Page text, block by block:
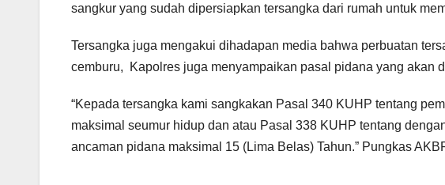
sangkur yang sudah dipersiapkan tersangka dari rumah untuk
Tersangka juga mengakui dihadapan media bahwa perbuatan
cemburu, Kapolres juga menyampaikan pasal pidana yang akan
“Kepada tersangka kami sangkakan Pasal 340 KUHP tentang
maksimal seumur hidup dan atau Pasal 338 KUHP tentang
ancaman pidana maksimal 15 (Lima Belas) Tahun.” Pungkas